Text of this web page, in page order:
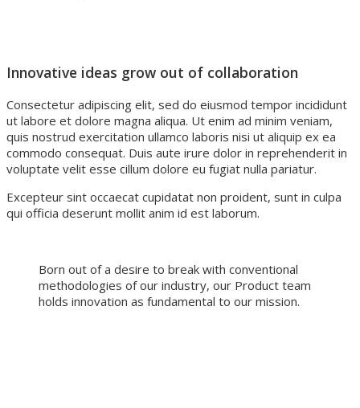
Innovative ideas grow out of collaboration
Consectetur adipiscing elit, sed do eiusmod tempor incididunt
ut labore et dolore magna aliqua. Ut enim ad minim veniam,
quis nostrud exercitation ullamco laboris nisi ut aliquip ex ea
commodo consequat. Duis aute irure dolor in reprehenderit in
voluptate velit esse cillum dolore eu fugiat nulla pariatur.
Excepteur sint occaecat cupidatat non proident, sunt in culpa
qui officia deserunt mollit anim id est laborum.
Born out of a desire to break with conventional
methodologies of our industry, our Product team
holds innovation as fundamental to our mission.